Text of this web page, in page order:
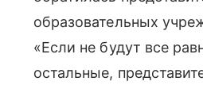
образовательных
«Если не будут все
остальные,